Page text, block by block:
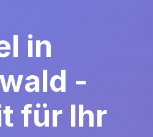
in
-
für Ihr